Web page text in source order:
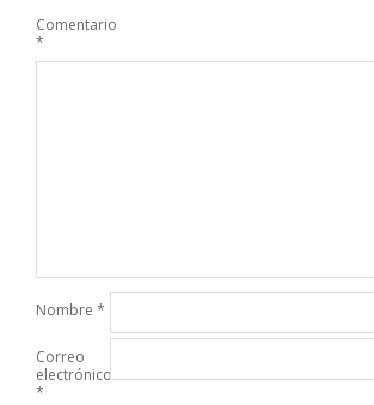
Comentario
*
Nombre *
Correo
electrónico
*